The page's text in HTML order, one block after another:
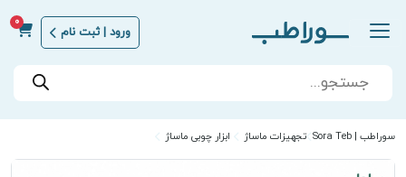
ورود | ثبت نام
0
Products
search
سوراطب | Sora Teb تجهیزات ماساژ ابزار چوبی ماساژ